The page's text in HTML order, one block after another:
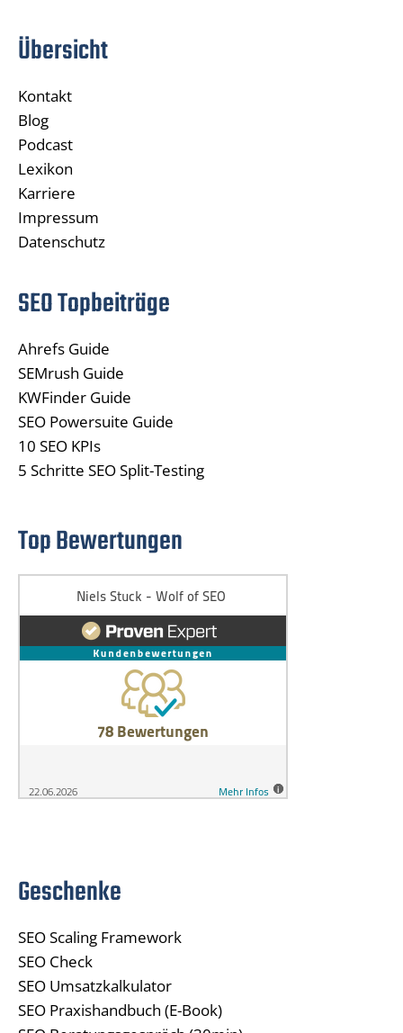
Übersicht
Kontakt
Blog
Podcast
Lexikon
Karriere
Impressum
Datenschutz
SEO Topbeiträge
Ahrefs Guide
SEMrush Guide
KWFinder Guide
SEO Powersuite Guide
10 SEO KPIs
5 Schritte SEO Split-Testing
Top Bewertungen
Geschenke
SEO Scaling Framework
SEO Check
SEO Umsatzkalkulator
SEO Praxishandbuch (E-Book)